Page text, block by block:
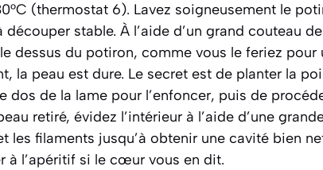
(thermostat 6). Lavez soigneusement le
découper stable. À l’aide d’un grand couteau
dessus du potiron, comme vous le feriez pour
la peau est dure. Le secret est de planter la
dos de la lame pour l’enfoncer, puis de
retiré, évidez l’intérieur à l’aide d’une
les filaments jusqu’à obtenir une cavité bien
à l’apéritif si le cœur vous en dit.